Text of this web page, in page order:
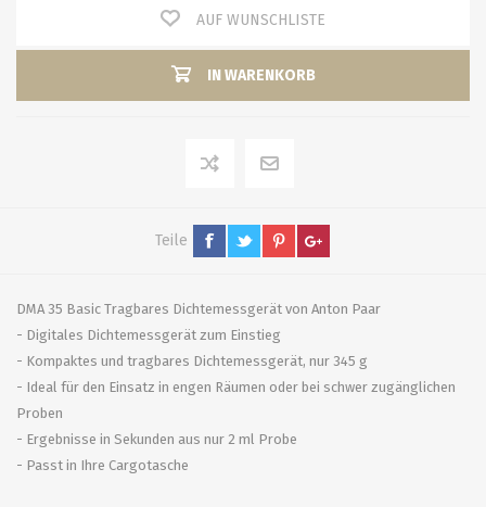
AUF WUNSCHLISTE
IN WARENKORB
Teile
DMA 35 Basic Tragbares Dichtemessgerät von Anton Paar
- Digitales Dichtemessgerät zum Einstieg
- Kompaktes und tragbares Dichtemessgerät, nur 345 g
- Ideal für den Einsatz in engen Räumen oder bei schwer zugänglichen
Proben
- Ergebnisse in Sekunden aus nur 2 ml Probe
- Passt in Ihre Cargotasche